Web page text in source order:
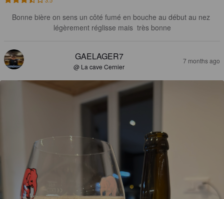
Bonne bière on sens un côté fumé en bouche au début au nez
légèrement réglisse mais  très bonne
GAELAGER7
@ La cave Cernier
7 months ago